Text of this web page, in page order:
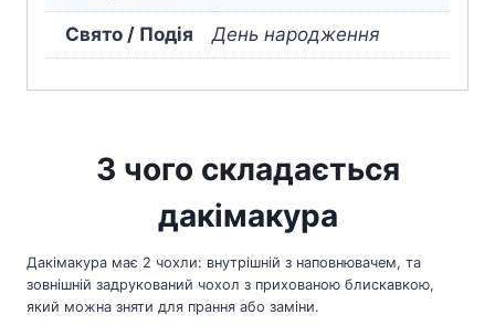
Свято / Подія День народження
З чого складається
дакімакура
Дакімакура має 2 чохли: внутрішній з наповнювачем, та
зовнішній задрукований чохол з прихованою блискавкою,
який можна зняти для прання або заміни.